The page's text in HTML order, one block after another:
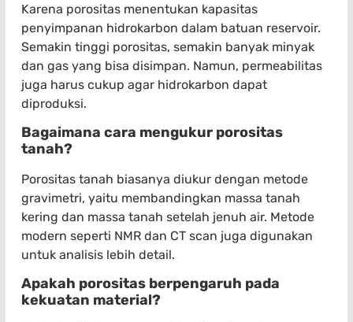
Karena porositas menentukan kapasitas
penyimpanan hidrokarbon dalam batuan reservoir.
Semakin tinggi porositas, semakin banyak minyak
dan gas yang bisa disimpan. Namun, permeabilitas
juga harus cukup agar hidrokarbon dapat
diproduksi.
Bagaimana cara mengukur porositas
tanah?
Porositas tanah biasanya diukur dengan metode
gravimetri, yaitu membandingkan massa tanah
kering dan massa tanah setelah jenuh air. Metode
modern seperti NMR dan CT scan juga digunakan
untuk analisis lebih detail.
Apakah porositas berpengaruh pada
kekuatan material?